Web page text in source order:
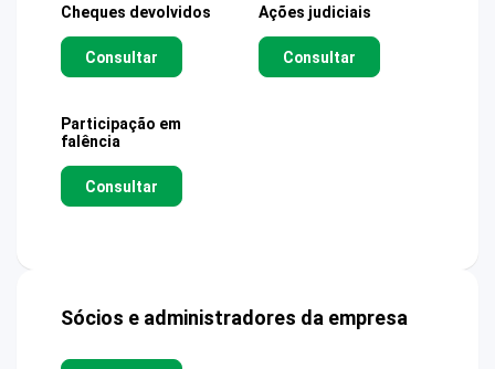
Cheques devolvidos
Consultar
Ações judiciais
Consultar
Participação em
falência
Consultar
Sócios e administradores da empresa